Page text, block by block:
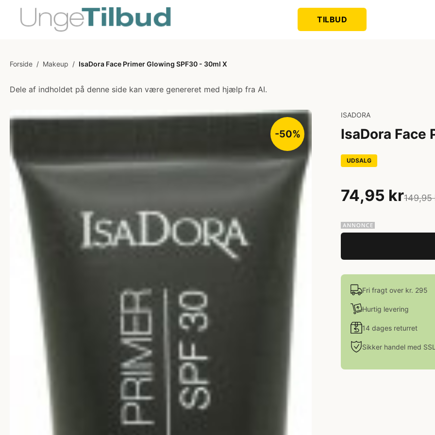
TILBUD
Forside / Makeup / IsaDora Face Primer Glowing SPF30 - 30ml X
Dele af indholdet på denne side kan være genereret med hjælp fra AI.
-50%
ISADORA
IsaDora Face
UDSALG
74,95 kr149,95
Fri fragt over kr. 295
Hurtig levering
14 dages returret
Sikker handel med SSL